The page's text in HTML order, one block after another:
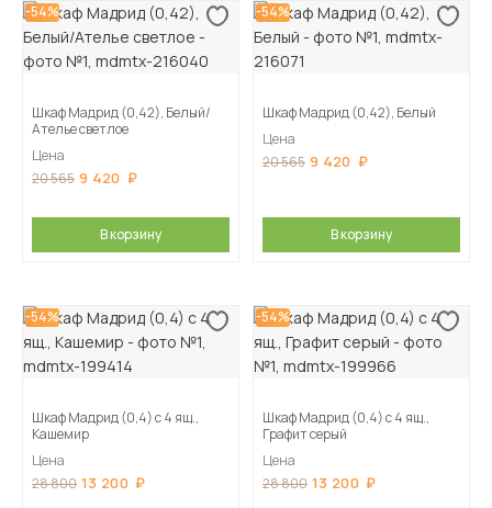
-54%
Шкаф Мадрид (0,42), Белый/
Ателье светлое
Цена
20 565 9 420
В корзину
-54%
Шкаф Мадрид (0,42), Белый
Цена
20 565 9 420
В корзину
-54%
Шкаф Мадрид (0,4) с 4 ящ.,
Кашемир
Цена
28 800 13 200
-54%
Шкаф Мадрид (0,4) с 4 ящ.,
Графит серый
Цена
28 800 13 200